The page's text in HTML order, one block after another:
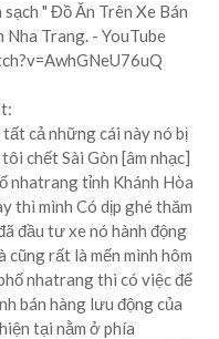
" Đồ Ăn Trên Xe Bán
Nha Trang. - YouTube
cả những cái này nó bị
chết Sài Gòn [âm nhạc]
nhatrang tỉnh Khánh Hòa
thì mình Có dịp ghé thăm
đầu tư xe nó hành động
cũng rất là mến mình hôm
nhatrang thì có việc để
bán hàng lưu động của
tại nằm ở phía